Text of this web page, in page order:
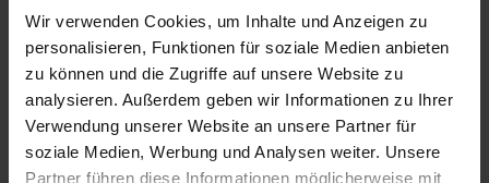
Wir verwenden Cookies, um Inhalte und Anzeigen zu
personalisieren, Funktionen für soziale Medien anbieten
zu können und die Zugriffe auf unsere Website zu
analysieren. Außerdem geben wir Informationen zu Ihrer
Verwendung unserer Website an unsere Partner für
soziale Medien, Werbung und Analysen weiter. Unsere
Partner führen diese Informationen möglicherweise mit
Dämmung mit PUR-Schaum
.. ierungen für Privat- und Gewerbekunden – bundesweit in ganz
Deutschland. Unsere Leistungen: ✔ Dachboden- und Dachdämmung ✔
Wand- und Fassadendämmung ✔ Boden- und Deckendämmung ✔ Keller-
und Garag ..